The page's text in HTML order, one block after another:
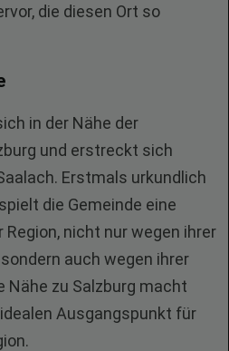
die diesen Ort so
in der Nähe der
und erstreckt sich
Erstmals urkundlich
die Gemeinde eine
Region, nicht nur wegen ihrer
auch wegen ihrer
Nähe zu Salzburg macht
Ausgangspunkt für